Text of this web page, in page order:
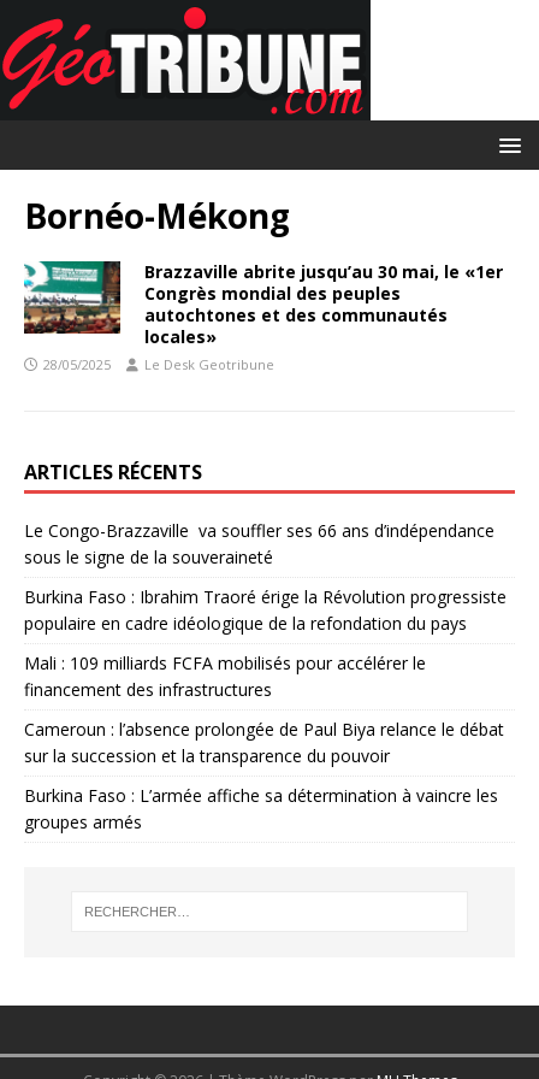
Bornéo-Mékong
Brazzaville abrite jusqu’au 30 mai, le «1er
Congrès mondial des peuples
autochtones et des communautés
locales»
28/05/2025 Le Desk Geotribune
ARTICLES RÉCENTS
Le Congo-Brazzaville va souffler ses 66 ans d’indépendance
sous le signe de la souveraineté
Burkina Faso : Ibrahim Traoré érige la Révolution progressiste
populaire en cadre idéologique de la refondation du pays
Mali : 109 milliards FCFA mobilisés pour accélérer le
financement des infrastructures
Cameroun : l’absence prolongée de Paul Biya relance le débat
sur la succession et la transparence du pouvoir
Burkina Faso : L’armée affiche sa détermination à vaincre les
groupes armés